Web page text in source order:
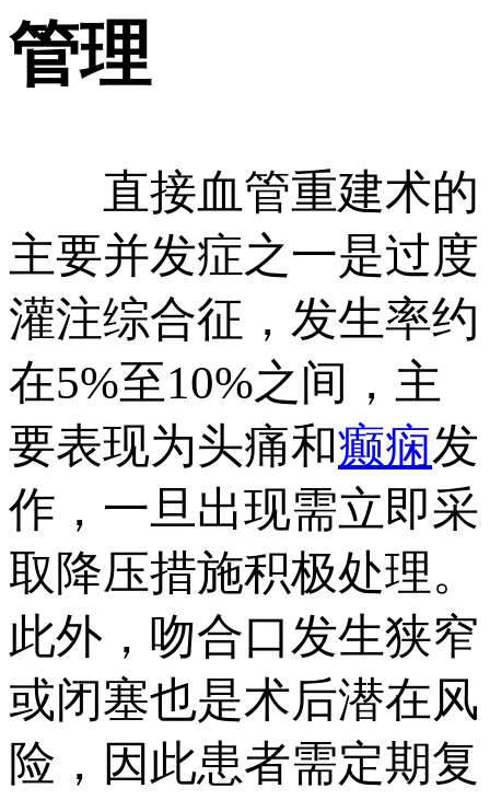
管理
直接血管重建术的
主要并发症之一是过度
灌注综合征，发生率约
在5%至10%之间，主
要表现为头痛和癫痫发
作，一旦出现需立即采
取降压措施积极处理。
此外，吻合口发生狭窄
或闭塞也是术后潜在风
险，因此患者需定期复